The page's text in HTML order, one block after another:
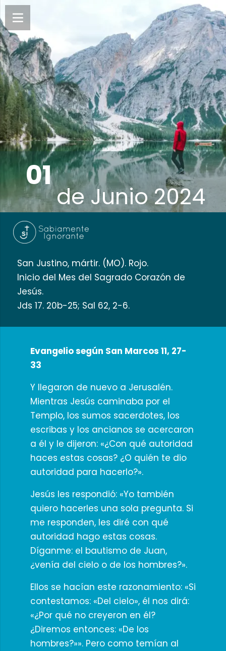
01
deJunio 2024
San Justino, mártir. (MO). Rojo.
Inicio del Mes del Sagrado Corazón de
Jesús.
Jds 17. 20b-25; Sal 62, 2-6.
Evangelio según San Marcos 11, 27-
33
Y llegaron de nuevo a Jerusalén.
Mientras Jesús caminaba por el
Templo, los sumos sacerdotes, los
escribas y los ancianos se acercaron
a él y le dijeron: «¿Con qué autoridad
haces estas cosas? ¿O quién te dio
autoridad para hacerlo?».
Jesús les respondió: «Yo también
quiero hacerles una sola pregunta. Si
me responden, les diré con qué
autoridad hago estas cosas.
Díganme: el bautismo de Juan,
¿venía del cielo o de los hombres?».
Ellos se hacían este razonamiento: «Si
contestamos: «Del cielo», él nos dirá:
«¿Por qué no creyeron en él?
¿Diremos entonces: «De los
hombres?»». Pero como temían al